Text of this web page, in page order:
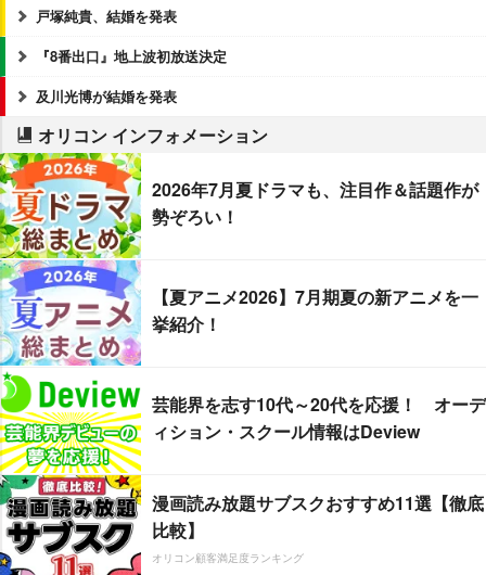
戸塚純貴、結婚を発表
『8番出口』地上波初放送決定
及川光博が結婚を発表
オリコン インフォメーション
2026年7月夏ドラマも、注目作＆話題作が
勢ぞろい！
【夏アニメ2026】7月期夏の新アニメを一
挙紹介！
芸能界を志す10代～20代を応援！ オーデ
ィション・スクール情報はDeview
漫画読み放題サブスクおすすめ11選【徹底
比較】
オリコン顧客満足度ランキング